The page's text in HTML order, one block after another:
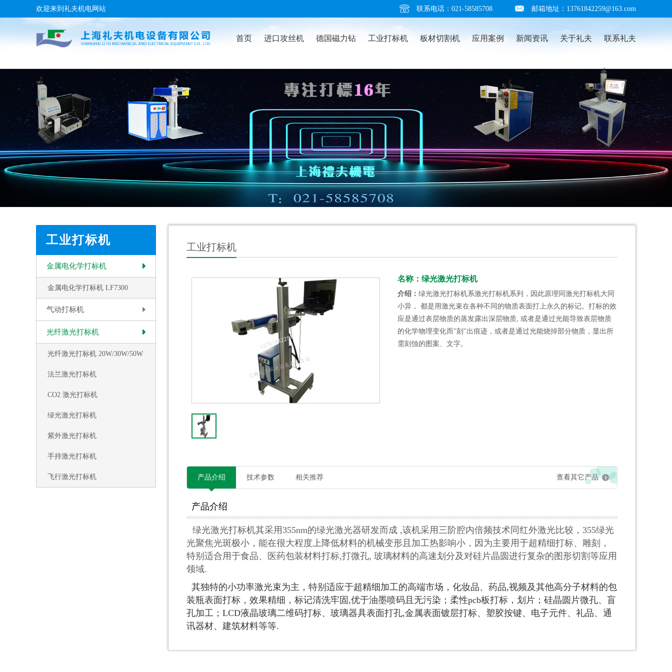
欢迎来到礼夫机电网站 联系电话：021-58585708 邮箱地址：13761842259@163.com
首页 进口攻丝机 德国磁力钻 工业打标机 板材切割机 应用案例 新闻资讯 关于礼夫 联系礼夫
工业打标机
金属电化学打标机
金属电化学打标机 LF7300
气动打标机
光纤激光打标机
光纤激光打标机 20W/30W/50W
法兰激光打标机
CO2 激光打标机
绿光激光打标机
紫外激光打标机
手持激光打标机
飞行激光打标机
工业打标机
名称：绿光激光打标机
介绍：绿光激光打标机系激光打标机系列，因此原理同激光打标机大同
小异， 都是用激光束在各种不同的物质表面打上永久的标记。打标的效
应是通过表层物质的蒸发露出深层物质, 或者是通过光能导致表层物质
的化学物理变化而"刻"出痕迹，或者是通过光能烧掉部分物质，显出所
需刻蚀的图案、文字。
产品介绍 技术参数 相关推荐 查看其它产品
产品介绍
绿光激光打标机其采用355nm的绿光激光器研发而成 ,该机采用三阶腔内倍频技术同红外激光比较，355绿光
光聚焦光斑极小，能在很大程度上降低材料的机械变形且加工热影响小，因为主要用于超精细打标、雕刻，
特别适合用于食品、医药包装材料打标,打微孔, 玻璃材料的高速划分及对硅片晶圆进行复杂的图形切割等应用
领域.
其独特的小功率激光束为主，特别适应于超精细加工的高端市场，化妆品、药品,视频及其他高分子材料的包
装瓶表面打标，效果精细，标记清洗牢固,优于油墨喷码且无污染；柔性pcb板打标 ，划片；硅晶圆片微孔、盲
孔加工；LCD液晶玻璃二维码打标、玻璃器具表面打孔,金属表面镀层打标、塑胶按键、电子元件、礼品、通
讯器材、建筑材料等等.